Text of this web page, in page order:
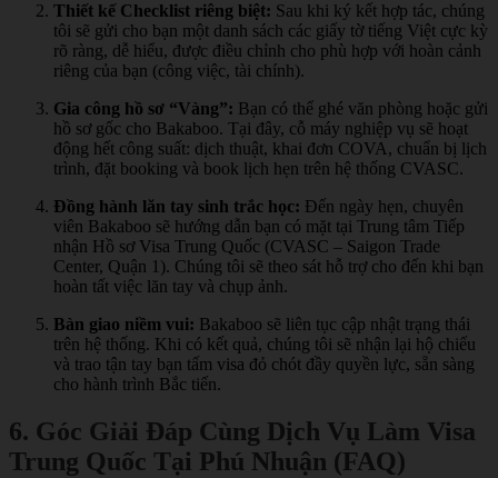
Thiết kế Checklist riêng biệt: Sau khi ký kết hợp tác, chúng
tôi sẽ gửi cho bạn một danh sách các giấy tờ tiếng Việt cực kỳ
rõ ràng, dễ hiểu, được điều chỉnh cho phù hợp với hoàn cảnh
riêng của bạn (công việc, tài chính).
Gia công hồ sơ “Vàng”: Bạn có thể ghé văn phòng hoặc gửi
hồ sơ gốc cho Bakaboo. Tại đây, cỗ máy nghiệp vụ sẽ hoạt
động hết công suất: dịch thuật, khai đơn COVA, chuẩn bị lịch
trình, đặt booking và book lịch hẹn trên hệ thống CVASC.
Đồng hành lăn tay sinh trắc học: Đến ngày hẹn, chuyên
viên Bakaboo sẽ hướng dẫn bạn có mặt tại Trung tâm Tiếp
nhận Hồ sơ Visa Trung Quốc (CVASC – Saigon Trade
Center, Quận 1). Chúng tôi sẽ theo sát hỗ trợ cho đến khi bạn
hoàn tất việc lăn tay và chụp ảnh.
Bàn giao niềm vui: Bakaboo sẽ liên tục cập nhật trạng thái
trên hệ thống. Khi có kết quả, chúng tôi sẽ nhận lại hộ chiếu
và trao tận tay bạn tấm visa đỏ chót đầy quyền lực, sẵn sàng
cho hành trình Bắc tiến.
6. Góc Giải Đáp Cùng Dịch Vụ Làm Visa
Trung Quốc Tại Phú Nhuận (FAQ)